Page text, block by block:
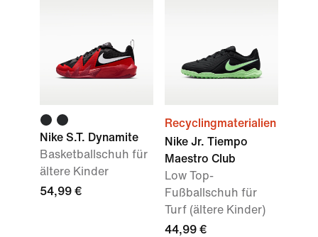
Nike S.T. Dynamite
Basketballschuh für
ältere Kinder
54,99 €
Recyclingmaterialien
Nike Jr. Tiempo
Maestro Club
Low Top-
Fußballschuh für
Turf (ältere Kinder)
44,99 €